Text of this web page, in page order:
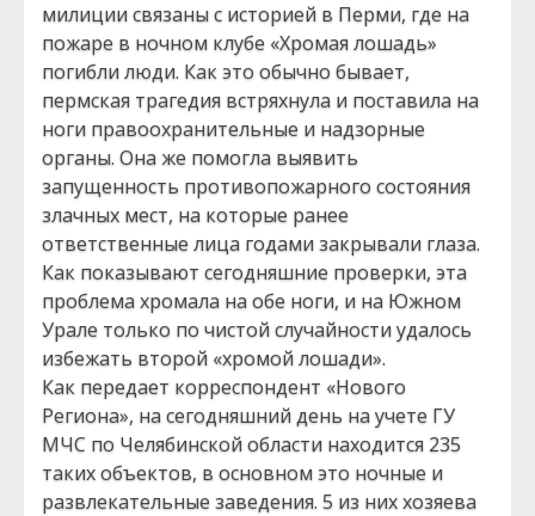
милиции связаны с историей в Перми, где на
пожаре в ночном клубе «Хромая лошадь»
погибли люди. Как это обычно бывает,
пермская трагедия встряхнула и поставила на
ноги правоохранительные и надзорные
органы. Она же помогла выявить
запущенность противопожарного состояния
злачных мест, на которые ранее
ответственные лица годами закрывали глаза.
Как показывают сегодняшние проверки, эта
проблема хромала на обе ноги, и на Южном
Урале только по чистой случайности удалось
избежать второй «хромой лошади».
Как передает корреспондент «Нового
Региона», на сегодняшний день на учете ГУ
МЧС по Челябинской области находится 235
таких объектов, в основном это ночные и
развлекательные заведения. 5 из них хозяева